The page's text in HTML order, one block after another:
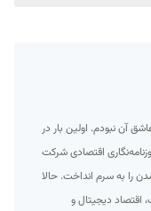
آن نبودم. اولین بار در
اقتصادی شرکت
را به سرم انداخت. حالا
اقتصاد دیجیتال و